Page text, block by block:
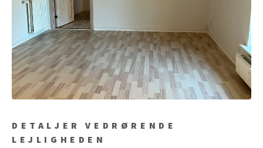
DETALJER VEDRØRENDE
LEJLIGHEDEN